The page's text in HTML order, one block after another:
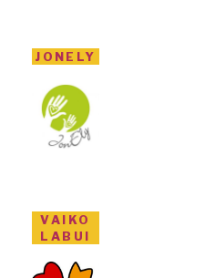
JONELY
VAIKO
LABUI